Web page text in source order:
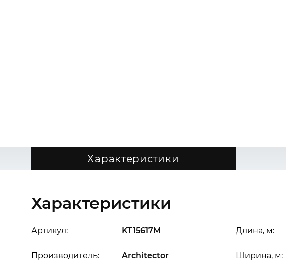
Характеристики
Характеристики
Артикул: KT15617M
Производитель: Architector
Длина, м:
Ширина, м: